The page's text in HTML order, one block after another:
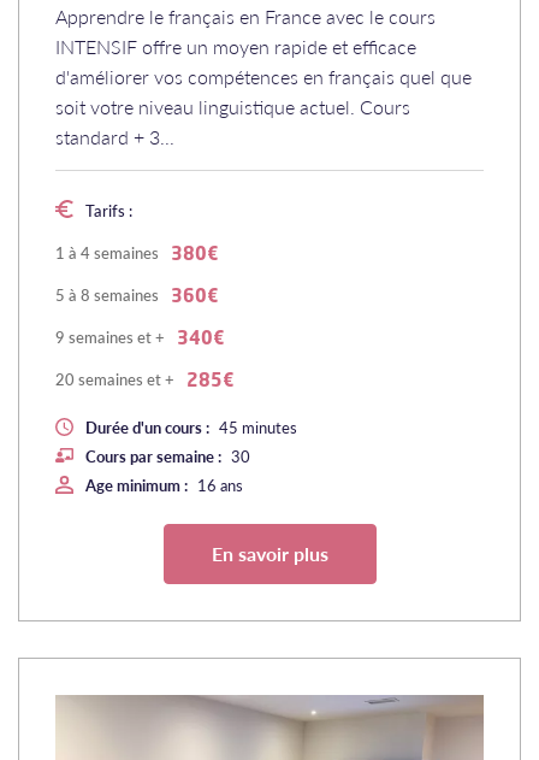
Apprendre le français en France avec le cours
INTENSIF offre un moyen rapide et efficace
d'améliorer vos compétences en français quel que
soit votre niveau linguistique actuel. Cours
standard + 3...
Tarifs :
1 à 4 semaines
380€
5 à 8 semaines 360€
9 semaines et + 340€
20 semaines et + 285€
Durée d'un cours : 45 minutes
Cours par semaine : 30
Age minimum : 16 ans
En savoir plus